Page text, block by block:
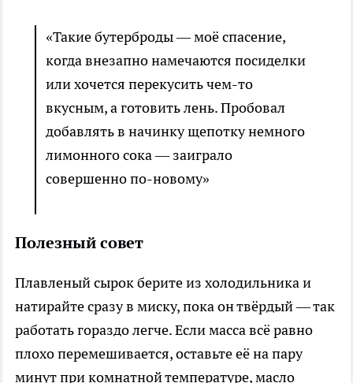
«Такие бутерброды — моё спасение,
когда внезапно намечаются посиделки
или хочется перекусить чем-то
вкусным, а готовить лень. Пробовал
добавлять в начинку щепотку немного
лимонного сока — заиграло
совершенно по-новому»
Полезный совет
Плавленый сырок берите из холодильника и
натирайте сразу в миску, пока он твёрдый — так
работать гораздо легче. Если масса всё равно
плохо перемешивается, оставьте её на пару
минут при комнатной температуре, масло